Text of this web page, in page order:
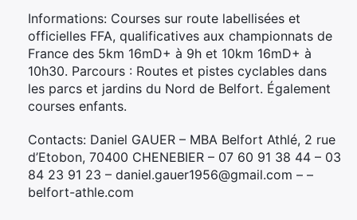
Informations: Courses sur route labellisées et
officielles FFA, qualificatives aux championnats de
France des 5km 16mD+ à 9h et 10km 16mD+ à
10h30. Parcours : Routes et pistes cyclables dans
les parcs et jardins du Nord de Belfort. Également
courses enfants.
Contacts: Daniel GAUER – MBA Belfort Athlé, 2 rue
d’Etobon, 70400 CHENEBIER – 07 60 91 38 44 – 03
84 23 91 23 – daniel.gauer1956@gmail.com – –
belfort-athle.com